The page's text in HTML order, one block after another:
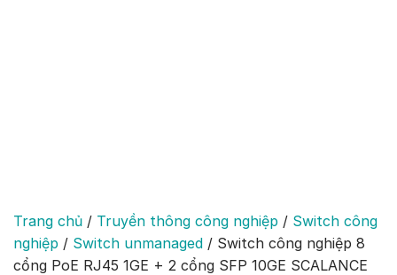
Trang chủ / Truyền thông công nghiệp / Switch công
nghiệp / Switch unmanaged / Switch công nghiệp 8
cổng PoE RJ45 1GE + 2 cổng SFP 10GE SCALANCE